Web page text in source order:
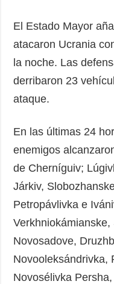
El Estado Mayor
atacaron Ucrania
la noche. Las
derribaron 23
ataque.
En las últimas 24
enemigos
de Cherníguiv;
Járkiv,
Petropávlivka e
Novosadove,
Novooleksándrivka,
Novosélivka